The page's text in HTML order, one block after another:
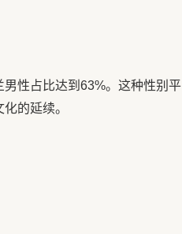
性占比达到63%。这种性别平
的延续。